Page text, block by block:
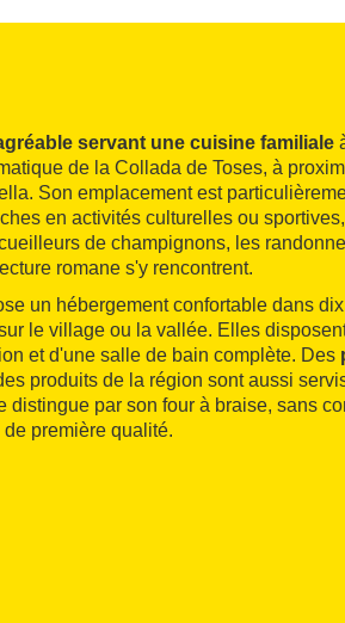
servant une cuisine familiale
de la Collada de Toses, à
Son emplacement est
en activités culturelles ou
de champignons, les
romane s'y rencontrent.
un hébergement confortable dans
le village ou la vallée. Elles
et d'une salle de bain complète. Des
produits de la région sont aussi
distingue par son four à braise, sans
première qualité.